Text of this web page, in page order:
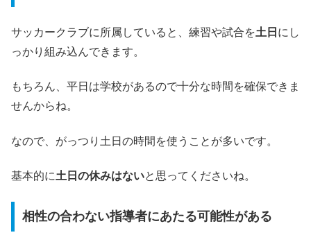
サッカークラブに所属していると、練習や試合を土日 にし
っかり組み込んできます。
もちろん、平日は学校があるので十分な時間を確保できま
せんからね。
なので、がっつり土日の時間を使うことが多いです。
基本的に土日の休みはないと思ってくださいね。
相性の合わない指導者にあたる可能性がある